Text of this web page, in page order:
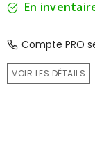
En
Compte PRO
VOIR LES DÉTAILS